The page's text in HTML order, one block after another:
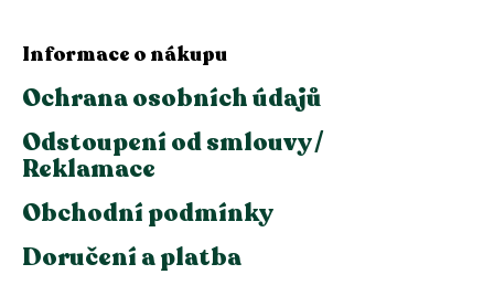
Informace o nákupu
Ochrana osobních údajů
Odstoupení od smlouvy /
Reklamace
Obchodní podmínky
Doručení a platba